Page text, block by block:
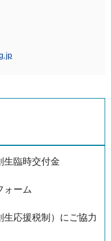
生臨時交付金
ォーム
応援税制）にご協力